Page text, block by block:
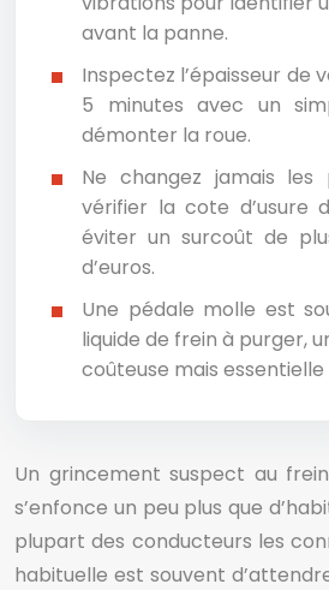
avant la panne.
Inspectez l’épaisseur de
5 minutes avec un
démonter la roue.
Ne changez jamais les
vérifier la cote d’usure
éviter un surcoût de
d’euros.
Une pédale molle est
liquide de frein à purger,
coûteuse mais essentielle
Un grincement suspect au
s’enfonce un peu plus que
plupart des conducteurs les
habituelle est souvent